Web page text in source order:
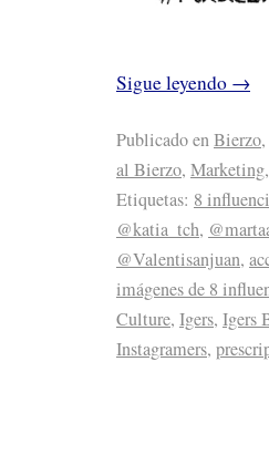
Sigue leyendo →
Publicado enBierzo,
al Bierzo, Marketing,
Etiquetas: 8
@katia_tch,
@Valentisanjuan,
imágenes de 8
Culture, Igers, Igers
Instagramers,